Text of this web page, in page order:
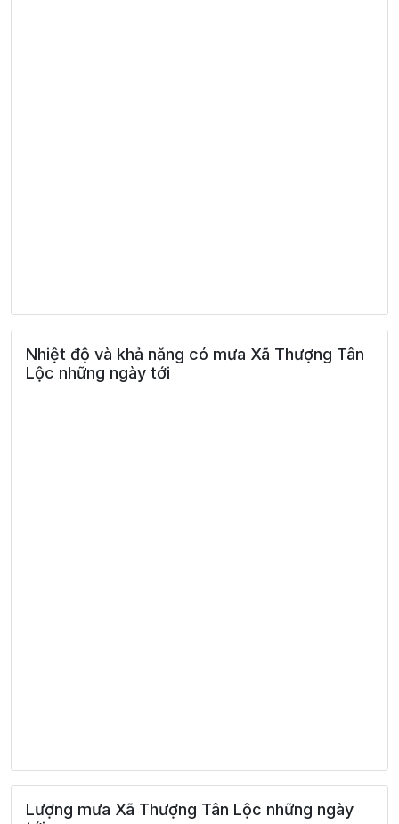
Nhiệt độ và khả năng có mưa Xã Thượng Tân
Lộc những ngày tới
Lượng mưa Xã Thượng Tân Lộc những ngày